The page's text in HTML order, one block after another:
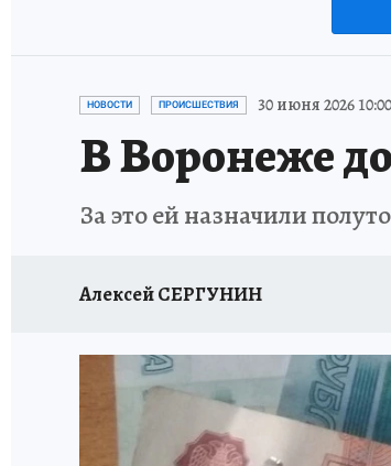
НОВОСТИ ПРОИСШЕСТВИЯ 30 июня 2026 10:00
В Воронеже
За это ей назначили
Алексей СЕРГУНИН